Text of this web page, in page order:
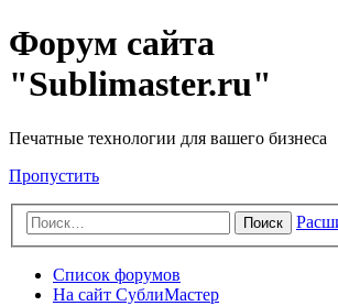
Форум сайта
"Sublimaster.ru"
Печатные технологии для вашего бизнеса
Пропустить
Поиск
Список форумов
На сайт СублиМастер